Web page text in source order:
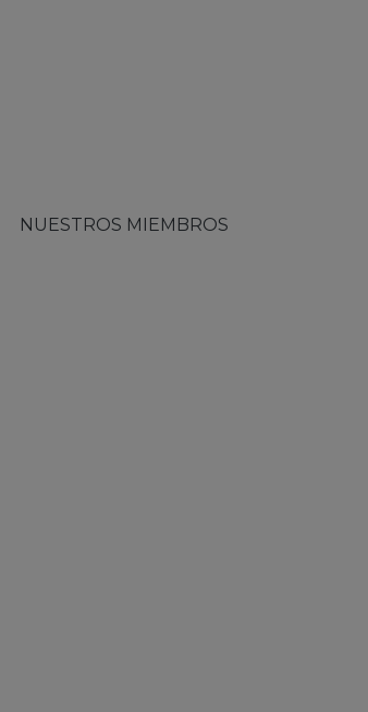
NUESTROS MIEMBROS